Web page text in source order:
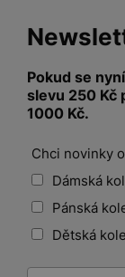
Pokud se
slevu 250 Kč
1000 Kč.
Chci novinky
Dámská
Pánská
Dětská